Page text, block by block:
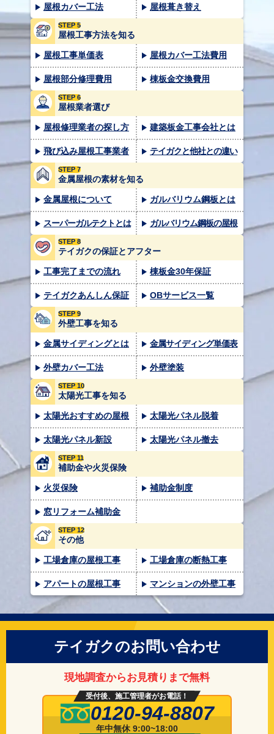
屋根カバー工法 屋根葺き替え
STEP 5
屋根工事方法を知る
屋根工事単価表 屋根カバー工法費用
屋根部分修理費用 棟板金交換費用
STEP 6
屋根業者選び
屋根修理業者の探し方 建築板金工事会社とは
飛び込み屋根工事業者 テイガクと他社との違い
STEP 7
金属屋根の素材を知る
金属屋根について ガルバリウム鋼板とは
スーパーガルテクトとは ガルバリウム鋼板の屋根
STEP 8
テイガクの保証とアフター
工事完了までの流れ 棟板金30年保証
テイガクあんしん保証 OBサービス一覧
STEP 9
外壁工事を知る
金属サイディングとは 金属サイディング単価表
外壁カバー工法 外壁塗装
STEP 10
太陽光工事を知る
太陽光おすすめの屋根 太陽光パネル脱着
太陽光パネル新設 太陽光パネル撤去
STEP 11
補助金や火災保険
火災保険 補助金制度
窓リフォーム補助金
STEP 12
その他
工場倉庫の屋根工事 工場倉庫の断熱工事
アパートの屋根工事 マンションの外壁工事
テイガクのお問い合わせ
現地調査からお見積りまで無料
受付後、施工管理者がお電話！
0120-94-8807
年中無休 9:00~18:00